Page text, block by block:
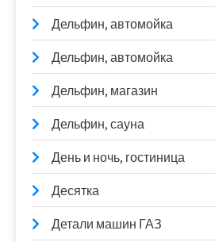
Дельфин, автомойка
Дельфин, автомойка
Дельфин, магазин
Дельфин, сауна
День и ночь, гостиница
Десятка
Детали машин ГАЗ